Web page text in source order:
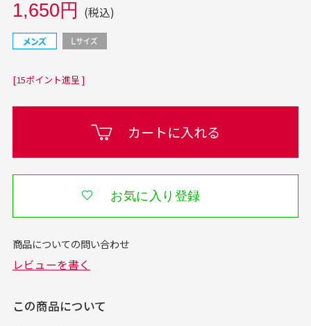
1,650円 (税込)
[15ポイント進呈 ]
カートに入れる
お気に入り登録
この商品について